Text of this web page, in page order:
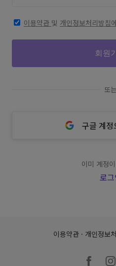
이용약관 및 개인정보처리방침에
회원
또는
구글 계정
이미 계정
로그
이용약관 · 개인정보